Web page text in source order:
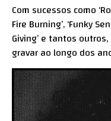
Com sucessos como
Fire Burning’, ‘Funky
Giving’ e tantos
gravar ao longo dos